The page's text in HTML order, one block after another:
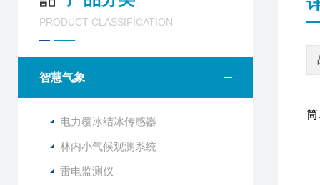
PRODUCT CLASSIFICATION
智慧气象
电力覆冰结冰传感器
林内小气候观测系统
雷电监测仪
筒